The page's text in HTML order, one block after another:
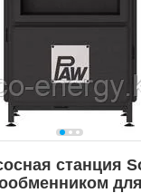
станция